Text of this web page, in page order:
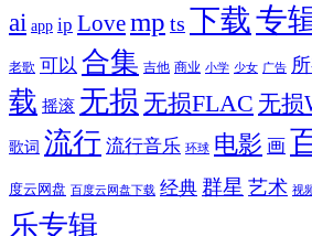
ai app ip Lovemp ts 下载专
老歌 可以 合集 吉他 商业 小学 少女 广告
载 摇滚 无损 无损FLAC 无损
歌词 流行 流行音乐 环球 电影 画
度云网盘 百度云网盘下载 经典 群星 艺术 视
乐专辑